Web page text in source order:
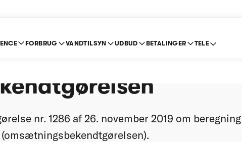
FORBRUG VANDTILSYN UDBUD BETALINGER TELE
nr. 1286 af 26. november 2019 om beregning